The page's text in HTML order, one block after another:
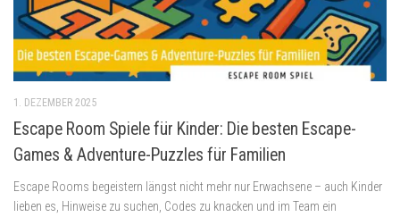
1. DEZEMBER 2025
Escape Room Spiele für Kinder: Die besten Escape-
Games & Adventure-Puzzles für Familien
Escape Rooms begeistern längst nicht mehr nur Erwachsene – auch Kinder
lieben es, Hinweise zu suchen, Codes zu knacken und im Team ein